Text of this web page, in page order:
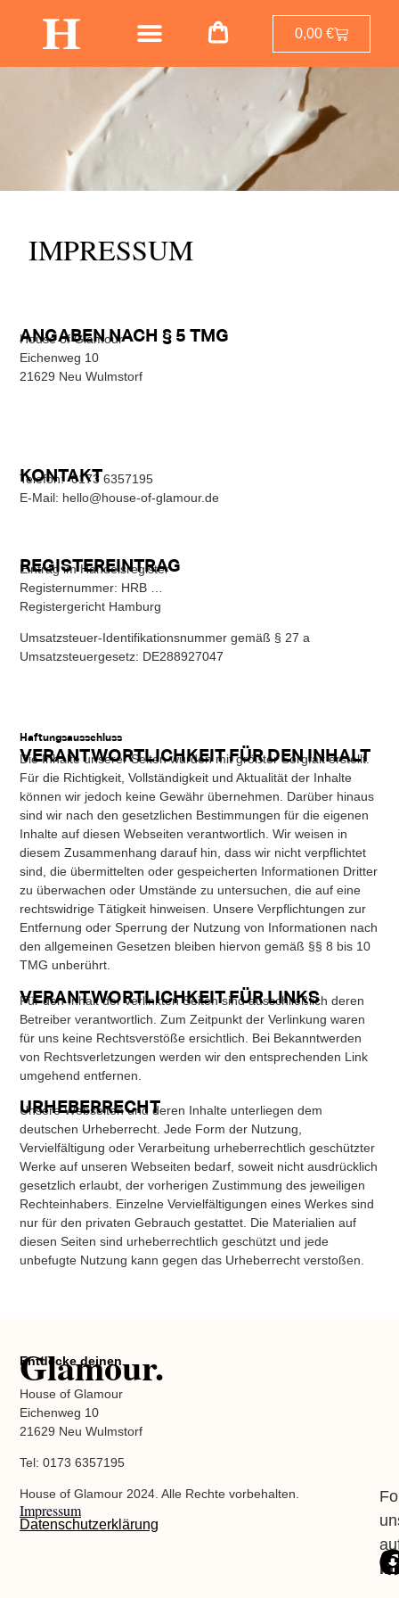
0,00€
IMPRESSUM
ANGABEN NACH § 5 TMG
House of Glamour
Eichenweg 10
21629 Neu Wulmstorf
KONTAKT
Telefon: 0173 6357195
E-Mail: hello@house-of-glamour.de
REGISTEREINTRAG
Eintrag im Handelsregister
Registernummer: HRB …
Registergericht Hamburg
Umsatzsteuer-Identifikationsnummer gemäß § 27 a
Umsatzsteuergesetz: DE288927047
Haftungsausschluss
VERANTWORTLICHKEIT FÜR DEN INHALT
Die Inhalte unserer Seiten wurden mit größter Sorgfalt erstellt.
Für die Richtigkeit, Vollständigkeit und Aktualität der Inhalte
können wir jedoch keine Gewähr übernehmen. Darüber hinaus
sind wir nach den gesetzlichen Bestimmungen für die eigenen
Inhalte auf diesen Webseiten verantwortlich. Wir weisen in
diesem Zusammenhang darauf hin, dass wir nicht verpflichtet
sind, die übermittelten oder gespeicherten Informationen Dritter
zu überwachen oder Umstände zu untersuchen, die auf eine
rechtswidrige Tätigkeit hinweisen. Unsere Verpflichtungen zur
Entfernung oder Sperrung der Nutzung von Informationen nach
den allgemeinen Gesetzen bleiben hiervon gemäß §§ 8 bis 10
TMG unberührt.
VERANTWORTLICHKEIT FÜR LINKS
Für den Inhalt der verlinkten Seiten sind ausschließlich deren
Betreiber verantwortlich. Zum Zeitpunkt der Verlinkung waren
für uns keine Rechtsverstöße ersichtlich. Bei Bekanntwerden
von Rechtsverletzungen werden wir den entsprechenden Link
umgehend entfernen.
URHEBERRECHT
Unsere Webseiten und deren Inhalte unterliegen dem
deutschen Urheberrecht. Jede Form der Nutzung,
Vervielfältigung oder Verarbeitung urheberrechtlich geschützter
Werke auf unseren Webseiten bedarf, soweit nicht ausdrücklich
gesetzlich erlaubt, der vorherigen Zustimmung des jeweiligen
Rechteinhabers. Einzelne Vervielfältigungen eines Werkes sind
nur für den privaten Gebrauch gestattet. Die Materialien auf
diesen Seiten sind urheberrechtlich geschützt und jede
unbefugte Nutzung kann gegen das Urheberrecht verstoßen.
Entdecke deinen
Glamour.
House of Glamour
Eichenweg 10
21629 Neu Wulmstorf
Tel: 0173 6357195
House of Glamour 2024. Alle Rechte vorbehalten.
Impressum
Datenschutzerklärung